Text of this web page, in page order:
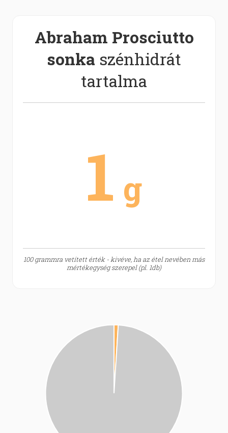
Abraham Prosciutto
sonka szénhidrát
tartalma
1 g
100 grammra vetített érték - kivéve, ha az étel nevében más
mértékegység szerepel (pl. 1db)